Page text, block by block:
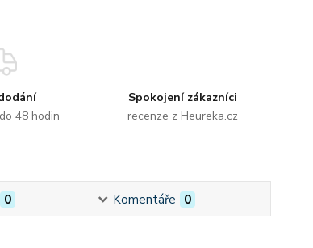
48 hodin
Spokojení zákazníci
recenze z Heureka.cz
0 Komentáře 0